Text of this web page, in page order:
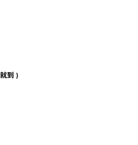
到 )